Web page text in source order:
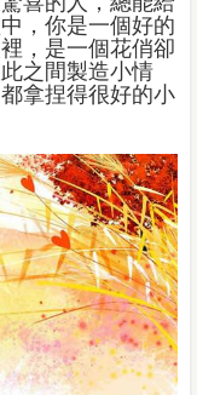
，你是一個好的
，是一個花俏卻
之間製造小情
拿捏得很好的小